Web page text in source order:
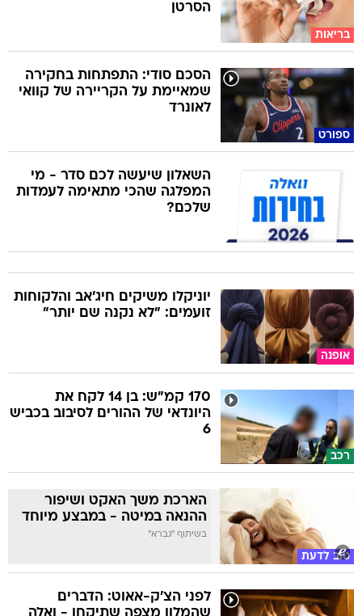
בריאות
הסרטן
ספורט
הסכם סודי: התפתחות בחקירה
שמאיימת על הקריירה של קוואי
לאונרד
השאלון שיעשה לכם סדר - מי
המפלגה שהכי מתאימה לעמדות
שלכם?
אופנה
יוניקלו משיקים חיג'אב והלקוחות
זועמים: "לא נקנה שם יותר"
רכב
170 קמ"ש: בן 14 לקח את
היונדאי של ההורים לסיבוב בכביש
6
טוב לדעת
הארכת משך האקט ושיפור
ההנאה במיטה - במבצע מיוחד
בשיתוף "גברא"
לפני הצ'ק-אאוט: הדברים